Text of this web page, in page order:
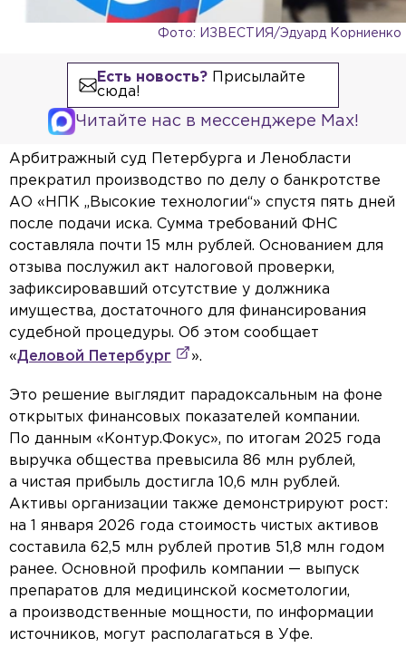
Фото: ИЗВЕСТИЯ/Эдуард Корниенко
Есть новость?Присылайте
сюда!
Читайте нас в мессенджере Max!
Арбитражный суд Петербурга и Ленобласти
прекратил производство по делу о банкротстве
АО «НПК „Высокие технологии“» спустя пять дней
после подачи иска. Сумма требований ФНС
составляла почти 15 млн рублей. Основанием для
отзыва послужил акт налоговой проверки,
зафиксировавший отсутствие у должника
имущества, достаточного для финансирования
судебной процедуры. Об этом сообщает
«Деловой Петербург ».
Это решение выглядит парадоксальным на фоне
открытых финансовых показателей компании.
По данным «Контур.Фокус», по итогам 2025 года
выручка общества превысила 86 млн рублей,
а чистая прибыль достигла 10,6 млн рублей.
Активы организации также демонстрируют рост:
на 1 января 2026 года стоимость чистых активов
составила 62,5 млн рублей против 51,8 млн годом
ранее. Основной профиль компании — выпуск
препаратов для медицинской косметологии,
а производственные мощности, по информации
источников, могут располагаться в Уфе.